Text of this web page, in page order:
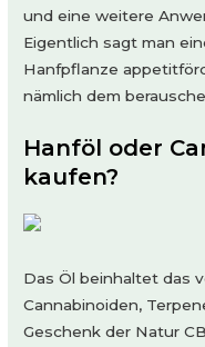
und eine weitere
Eigentlich sagt man
Hanfpflanze
nämlich dem
Hanföl oder
kaufen?
Das Öl beinhaltet das
Cannabinoiden,
Geschenk der Natur